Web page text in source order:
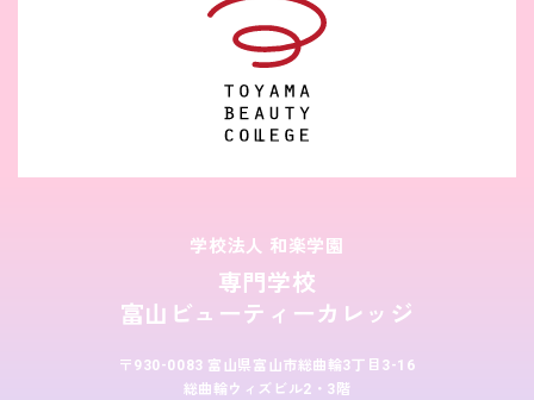
学校法人 和楽学園
専門学校
富山ビューティーカレッジ
〒930-0083 富山県富山市総曲輪3丁目3-16
総曲輪ウィズビル2・3階